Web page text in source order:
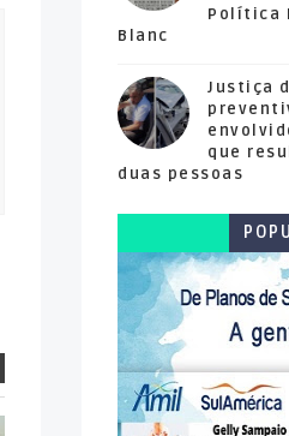
Política
Blanc
Justiça
que
duas pessoas